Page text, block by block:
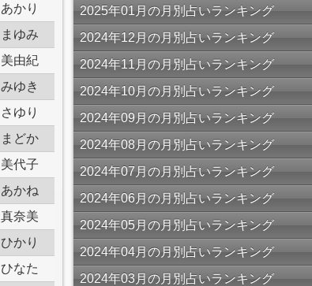
あかり
まゆみ
美由紀
みゆき
さゆり
まどか
美代子
あかね
真奈美
ひかり
ひなた
2025年01月の月別占いランキング
2024年12月の月別占いランキング
2024年11月の月別占いランキング
2024年10月の月別占いランキング
2024年09月の月別占いランキング
2024年08月の月別占いランキング
2024年07月の月別占いランキング
2024年06月の月別占いランキング
2024年05月の月別占いランキング
2024年04月の月別占いランキング
2024年03月の月別占いランキング